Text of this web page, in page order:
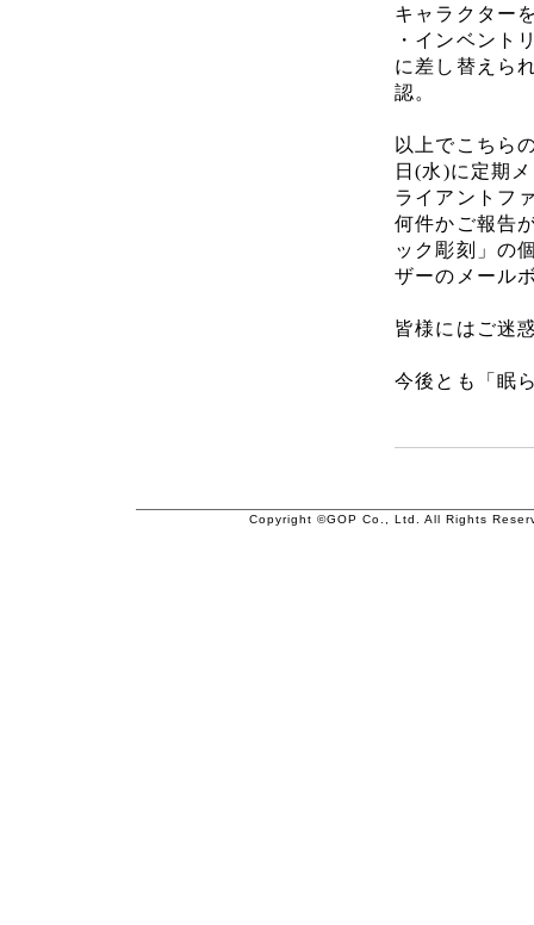
キャラクター
・インベント
に差し替えら
認。
以上でこちら
日(水)に定期
ライアントフ
何件かご報告
ック彫刻」の
ザーのメール
皆様にはご迷
今後とも「眠
Copyright ©GOP Co., Ltd. All Rights